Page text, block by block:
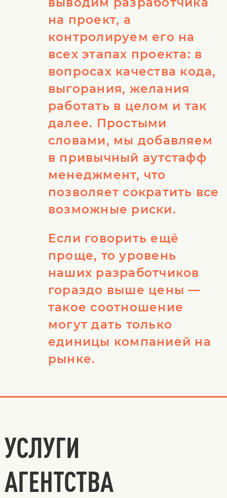
на проект, а
контролируем его на
всех этапах проекта: в
вопросах качества кода,
выгорания, желания
работать в целом и так
далее. Простыми
словами, мы добавляем
в привычный аутстафф
менеджмент, что
позволяет сократить все
возможные риски.
Если говорить ещё
проще, то уровень
наших разработчиков
гораздо выше цены —
такое соотношение
могут дать только
единицы компанией на
рынке.
УСЛУГИ
АГЕНТСТВА